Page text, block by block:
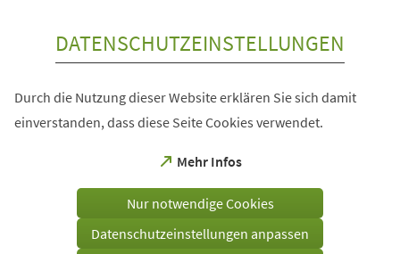
DATENSCHUTZEINSTELLUNGEN
Durch die Nutzung dieser Website erklären Sie sich damit
einverstanden, dass diese Seite Cookies verwendet.
Mehr Infos
(Öffnet
einem
Tab)
Nur notwendige Cookies
Datenschutzeinstellungen anpassen